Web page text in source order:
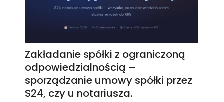
Zakładanie spółki z ograniczoną
odpowiedzialnością –
sporządzanie umowy spółki przez
S24, czy u notariusza.